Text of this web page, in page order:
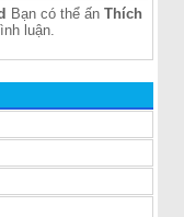
Bạn có thể ấn Thích
luận.